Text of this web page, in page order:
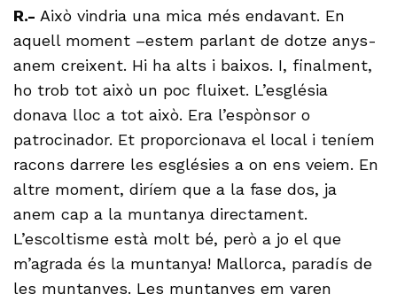
R.- Això vindria una mica més endavant. En
aquell moment –estem parlant de dotze anys-
anem creixent. Hi ha alts i baixos. I, finalment,
ho trob tot això un poc fluixet. L’església
donava lloc a tot això. Era l’espònsor o
patrocinador. Et proporcionava el local i teníem
racons darrere les esglésies a on ens veiem. En
altre moment, diríem que a la fase dos, ja
anem cap a la muntanya directament.
L’escoltisme està molt bé, però a jo el que
m’agrada és la muntanya! Mallorca, paradís de
les muntanyes. Les muntanyes em varen